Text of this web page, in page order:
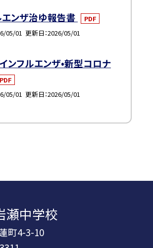
エンザ治ゆ報告書
PDF
05/01 更新日 2026/05/01
ンフルエンザ•新型コロナ
PDF
05/01 更新日 2026/05/01
瀬中学校
町4-3-10